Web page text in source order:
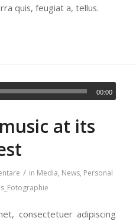
quis, feugiat a, tellus.
00:00
music at its
/ in Media, News, Personal
consectetuer adipiscing